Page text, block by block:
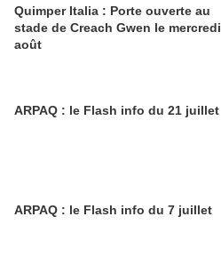
Quimper Italia : Porte ouverte au
stade de Creach Gwen le mercredi 12
août
ARPAQ : le Flash info du 21 juillet
ARPAQ : le Flash info du 7 juillet